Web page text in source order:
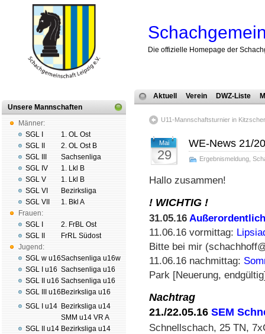
Die offizielle Homepage der
Unsere Mannschaften
Männer:
SGL I
SGL II
SGL III
SGL IV
SGL V
SGL VI
SGL VII
Frauen:
SGL I
SGL II
Jugend:
SGL w u16
SGL I u16
SGL II u16
SGL III u16
SGL I u14
SGL II u14
1. OL Ost
2. OL Ost B
Sachsenliga
1. Lkl B
1. Lkl B
Bezirksliga
1. Bkl A
2. FrBL Ost
FrRL Südost
Sachsenliga u16w
Sachsenliga u16
Sachsenliga u16
Bezirksliga u16
Bezirksliga u14
SMM u14 VR A
Bezirksliga u14
Aktuell Verein DWZ-Liste
U11-Mannschaftsturnier in
Mai
29
WE-News 21/
Ergebnismeldung
Hallo zusammen!
! WICHTIG !
31.05.16
11.06.16 vormittag:
Bitte bei mir
11.06.16 nachmittag:
Park [Neuerung,
Nachtrag
21./22.05.16 SEM
Schnellschach, 25 TN,